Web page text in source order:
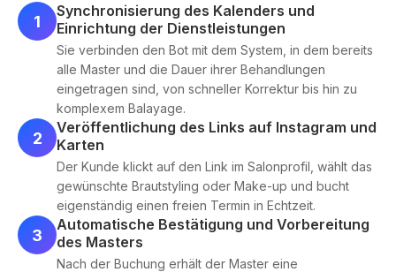
1
Synchronisierung des Kalenders und
Einrichtung der Dienstleistungen
Sie verbinden den Bot mit dem System, in dem bereits
alle Master und die Dauer ihrer Behandlungen
eingetragen sind, von schneller Korrektur bis hin zu
komplexem Balayage.
2
Veröffentlichung des Links auf Instagram und
Karten
Der Kunde klickt auf den Link im Salonprofil, wählt das
gewünschte Brautstyling oder Make-up und bucht
eigenständig einen freien Termin in Echtzeit.
3
Automatische Bestätigung und Vorbereitung
des Masters
Nach der Buchung erhält der Master eine